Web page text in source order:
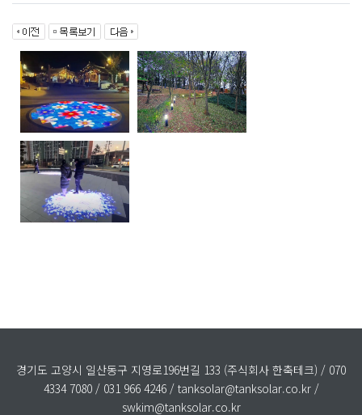
경기도 고양시 일산동구 지영로196번길 133 (주식회사 한축테크) / 070
4334 7080 / 031 966 4246 / tanksolar@tanksolar.co.kr /
swkim@tanksolar.co.kr